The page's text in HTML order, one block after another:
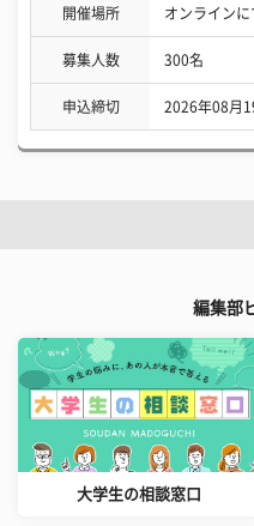
開催場所 オンラインに
募集人数 300名
申込締切 2026年08月
編集部
大学生の相談窓口